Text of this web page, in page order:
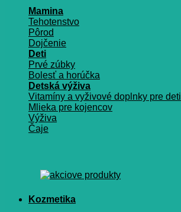
Mamina
Tehotenstvo
Pôrod
Dojčenie
Deti
Prvé zúbky
Bolesť a horúčka
Detská výživa
Vitamíny a vyživové doplnky pre deti
Mlieka pre kojencov
Výživa
Čaje
Kozmetika